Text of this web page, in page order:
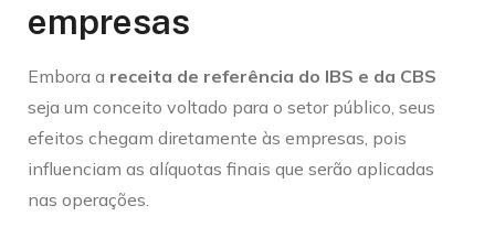
empresas
Embora a receita de referência do IBS e da CBS
seja um conceito voltado para o setor público, seus
efeitos chegam diretamente às empresas, pois
influenciam as alíquotas finais que serão aplicadas
nas operações.